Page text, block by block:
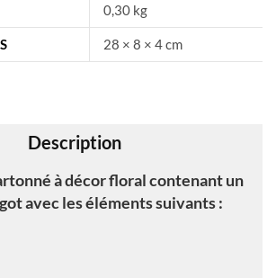
a
:
0,30 kg
28 × 8 × 4 cm
Description
à décor floral contenant un
avec les éléments suivants :